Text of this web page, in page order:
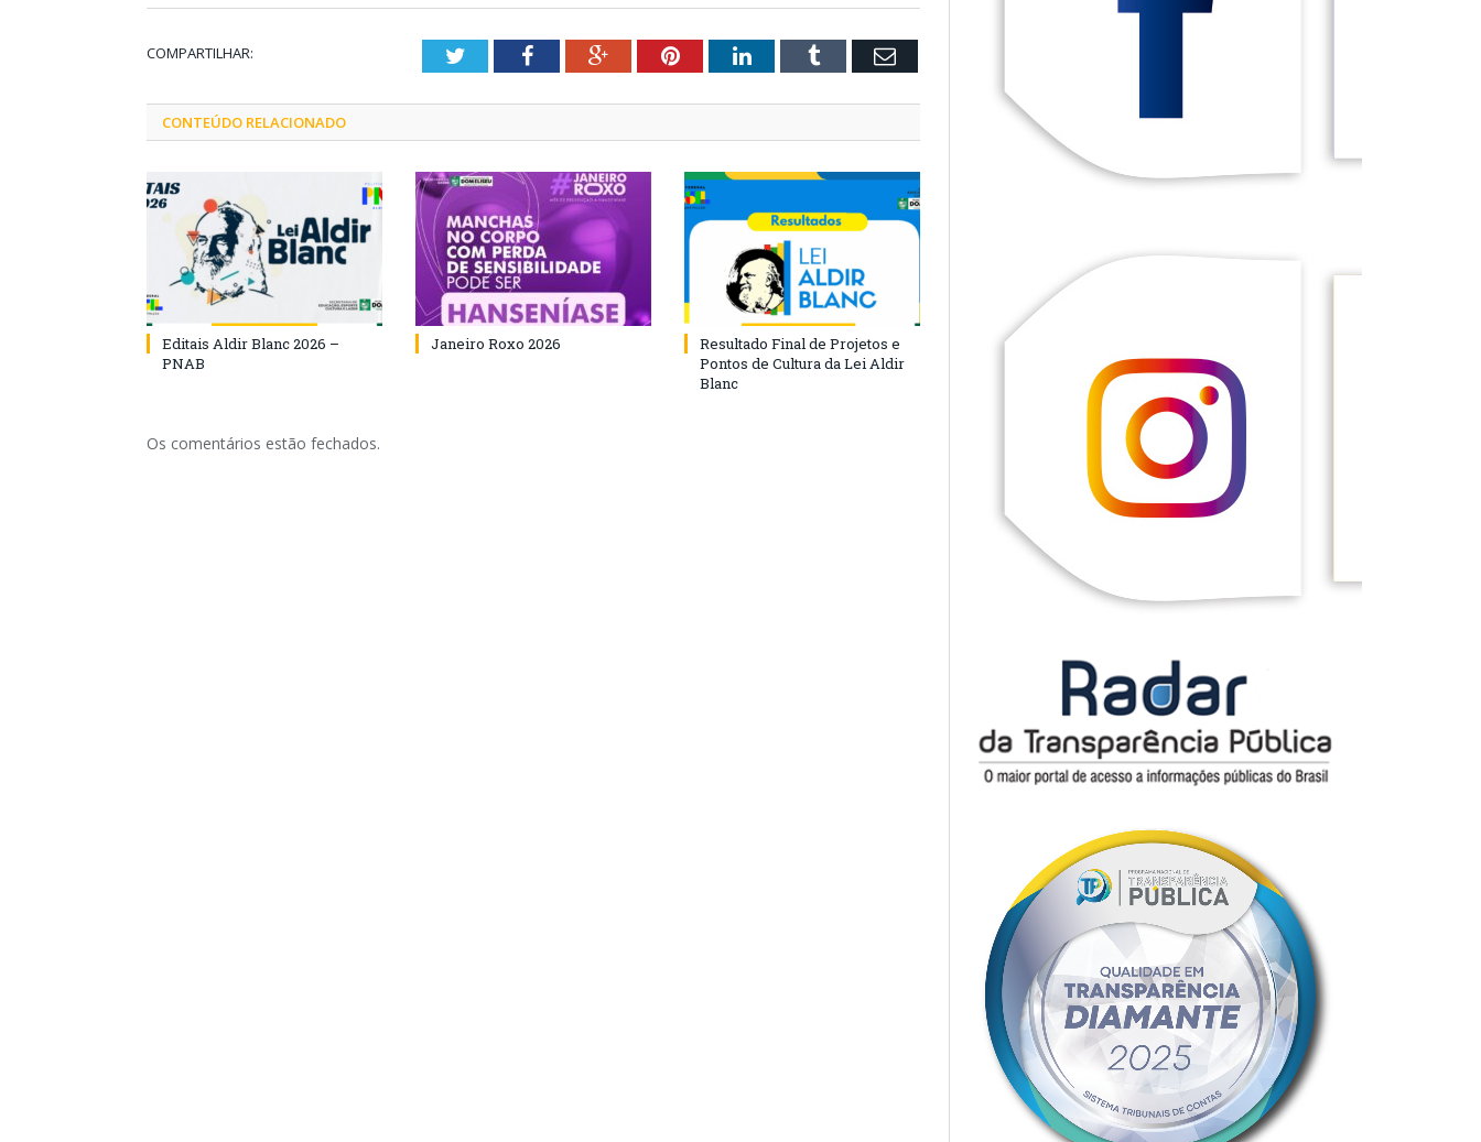
COMPARTILHAR: TwitterFacebookGoogle+PinterestLinkedInTumblr Email
CONTEÚDO RELACIONADO
Editais Aldir Blanc 2026 –
PNAB
Janeiro Roxo 2026
Resultado Final de Projetos e
Pontos de Cultura da Lei Aldir
Blanc
Os comentários estão fechados.